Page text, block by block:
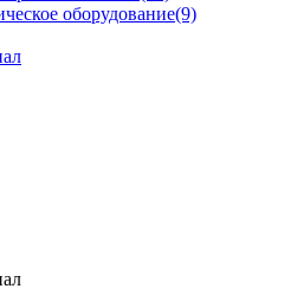
оборудование(9)